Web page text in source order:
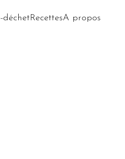
déchetRecettesA propos